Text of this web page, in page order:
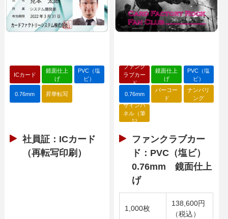
ICカード
鏡面仕上
げ
PVC（塩
ビ）
0.76mm 昇華転写
社員証：ICカード
（再転写印刷）
ファンク
ラブカー
ド
鏡面仕上
げ
PVC（塩
ビ）
0.76mm
バーコー
ド
ナンバリ
ング
サインパ
ネル（筆
記
ファンクラブカー
ド：PVC（塩ビ）
0.76mm 鏡面仕上
げ
1,000枚
138,600円
（税込）